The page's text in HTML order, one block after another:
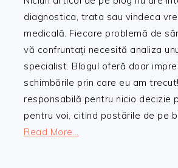
diagnostica, trata sau vindeca
medicală. Fiecare problemă de
vă confruntați necesită analiza
specialist. Blogul oferă doar
schimbările prin care eu am
responsabilă pentru nicio decizie
pentru voi, citind postările de pe
Read More…